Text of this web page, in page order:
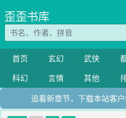
歪歪书库
首页 玄幻 武侠
科幻
言情 其他
追看新章节，下载本站客